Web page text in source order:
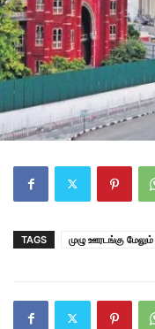
TAGS முழு ஊரடங்கு மேலும்